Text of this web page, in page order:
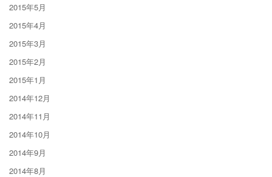
2015年5月
2015年4月
2015年3月
2015年2月
2015年1月
2014年12月
2014年11月
2014年10月
2014年9月
2014年8月